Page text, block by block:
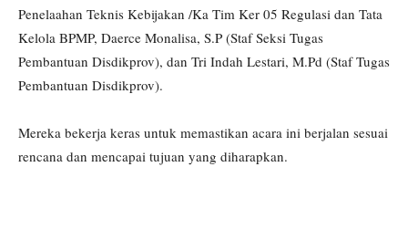
Penelaahan Teknis Kebijakan /Ka Tim Ker 05 Regulasi dan Tata
Kelola BPMP, Daerce Monalisa, S.P (Staf Seksi Tugas
Pembantuan Disdikprov), dan Tri Indah Lestari, M.Pd (Staf Tugas
Pembantuan Disdikprov).
Mereka bekerja keras untuk memastikan acara ini berjalan sesuai
rencana dan mencapai tujuan yang diharapkan.